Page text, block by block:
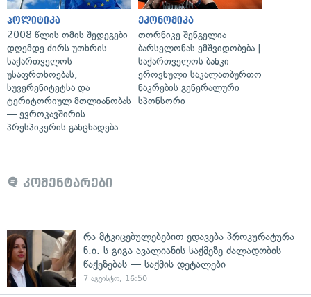
პოლიტიკა
2008 წლის ომის შედეგები
დღემდე ძირს უთხრის
საქართველოს
უსაფრთხოებას,
სუვერენიტეტსა და
ტერიტორიულ მთლიანობას
— ევროკავშირის
პრესპიკერის განცხადება
ეკონომიკა
თორნიკე შენგელია
ბარსელონას ემშვიდობება |
საქართველოს ბანკი —
ეროვნული საკალათბურთო
ნაკრების გენერალური
სპონსორი
კომენტარები
რა მტკიცებულებებით ედავება პროკურატურა
ნ.ი.-ს გიგა ავალიანის საქმეზე ძალადობის
წაქეზებას — საქმის დეტალები
7 აგვისტო, 16:50